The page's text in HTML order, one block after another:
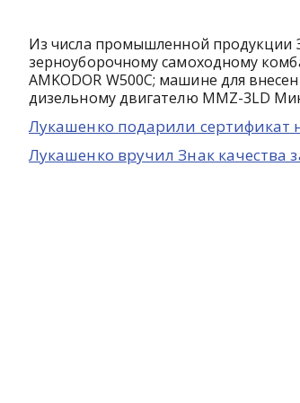
Из числа промышленной продукции
зерноуборочному самоходному
AMKODOR W500C; машине для
дизельному двигателю MMZ-3LD
Лукашенко подарили сертификат
Лукашенко вручил Знак качества